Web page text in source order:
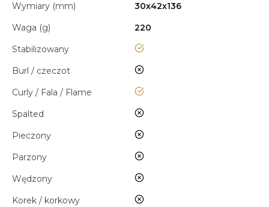
Wymiary (mm)
30x42x136
Waga (g)
220
Stabilizowany
tak
Burl / czeczot nie
Curly / Fala / Flame tak
Spalted nie
Pieczony nie
Parzony nie
Wędzony nie
Korek / korkowy nie